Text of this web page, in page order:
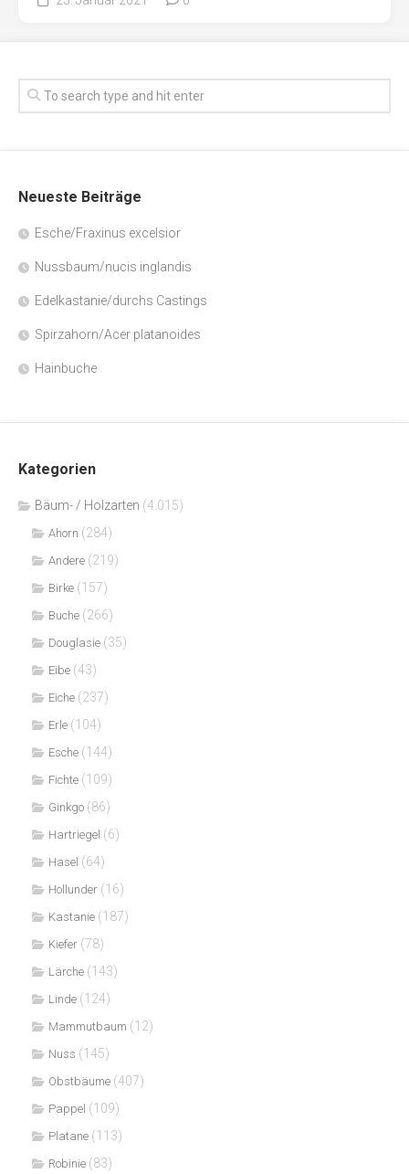
Neueste Beiträge
Esche/Fraxinus excelsior
Nussbaum/nucis inglandis
Edelkastanie/durchs Castings
Spirzahorn/Acer platanoides
Hainbuche
Kategorien
Bäum- / Holzarten (4.015)
Ahorn (284)
Andere (219)
Birke (157)
Buche (266)
Douglasie (35)
Eibe (43)
Eiche (237)
Erle (104)
Esche (144)
Fichte (109)
Ginkgo (86)
Hartriegel (6)
Hasel (64)
Hollunder (16)
Kastanie (187)
Kiefer (78)
Lärche (143)
Linde (124)
Mammutbaum (12)
Nuss (145)
Obstbäume (407)
Pappel (109)
Platane (113)
Robinie (83)